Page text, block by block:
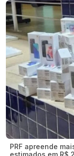
PRF apreende
estimados em R$